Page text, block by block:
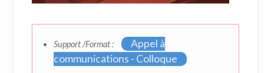
Support /Format :
Appel à
communications - Colloque